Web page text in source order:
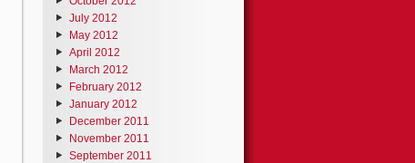
July 2012
May 2012
April 2012
March 2012
February 2012
January 2012
December 2011
November 2011
September 2011